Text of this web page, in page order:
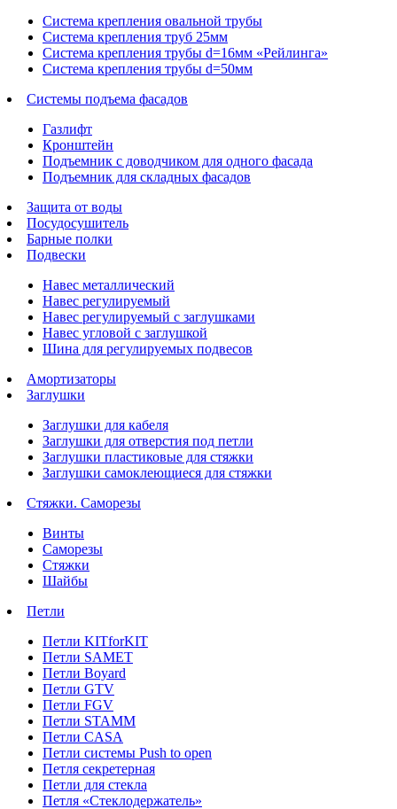
Система крепления овальной трубы
Система крепления труб 25мм
Система крепления трубы d=16мм «Рейлинга»
Система крепления трубы d=50мм
Системы подъема фасадов
Газлифт
Кронштейн
Подъемник с доводчиком для одного фасада
Подъемник для складных фасадов
Защита от воды
Посудосушитель
Барные полки
Подвески
Навес металлический
Навес регулируемый
Навес регулируемый с заглушками
Навес угловой с заглушкой
Шина для регулируемых подвесов
Амортизаторы
Заглушки
Заглушки для кабеля
Заглушки для отверстия под петли
Заглушки пластиковые для стяжки
Заглушки самоклеющиеся для стяжки
Стяжки. Саморезы
Винты
Саморезы
Стяжки
Шайбы
Петли
Петли KITforKIT
Петли SAMET
Петли Boyard
Петли GTV
Петли FGV
Петли STAMM
Петли CASA
Петли системы Push to open
Петля секретерная
Петли для стекла
Петля «Стеклодержатель»